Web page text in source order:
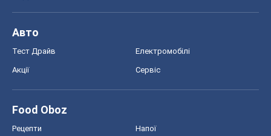
Авто
Тест Драйв Електромобілі
Акції Сервіс
Food Oboz
Рецепти Напої